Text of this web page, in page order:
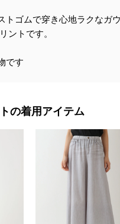
トゴムで穿き心地ラクなガウ
ントです。
です
の着用アイテム